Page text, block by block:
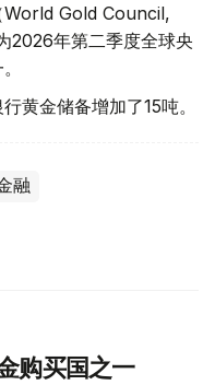
World Gold Council,
2026年第二季度全球央
黄金储备增加了15吨。
融
购买国之一